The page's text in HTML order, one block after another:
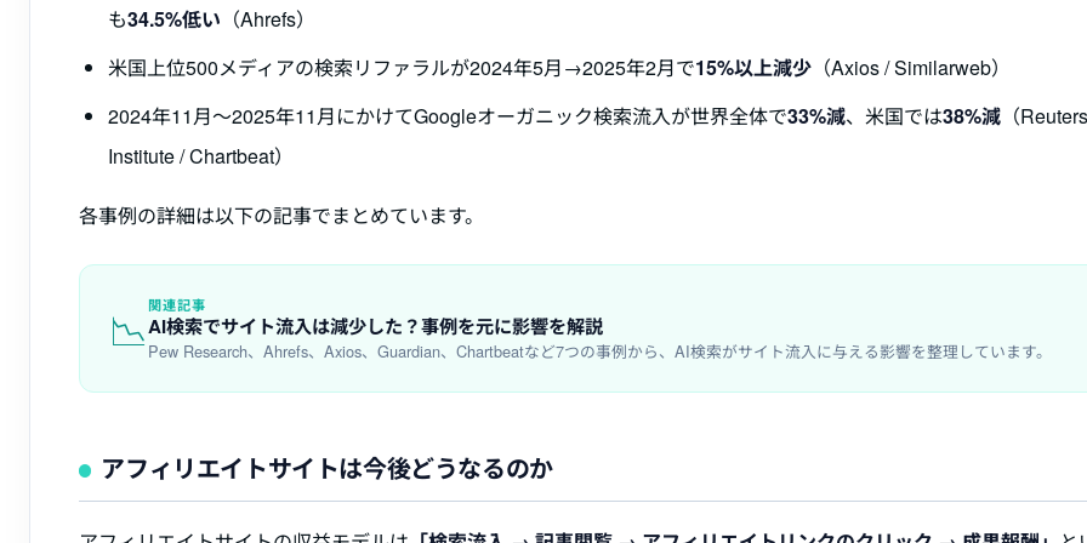
も34.5%低い （Ahrefs）
米国上位500メディアの検索リファラルが2024年5月→2025年2月で15%以上減少 （Axios / Similarweb）
2024年11月〜2025年11月にかけてGoogleオーガニック検索流入が世界全体で33%減、米国では38%減 （Reuters
Institute / Chartbeat）
各事例の詳細は以下の記事でまとめています。
📉関連記事
AI検索でサイト流入は減少した？事例を元に影響を解説
Pew Research、Ahrefs、Axios、Guardian、Chartbeatなど7つの事例から、AI検索がサイト流入に与える影響を整理しています。
アフィリエイトサイトは今後どうなるのか